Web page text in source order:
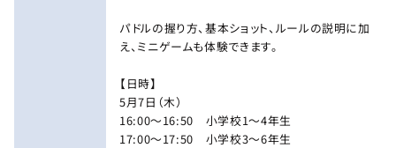
パドルの握り方、基本ショット、ルールの説明に加
え、ミニゲームも体験できます。
【日時】
5月7日（木）
16:00～16:50 小学校1～4年生
17:00～17:50 小学校3～6年生